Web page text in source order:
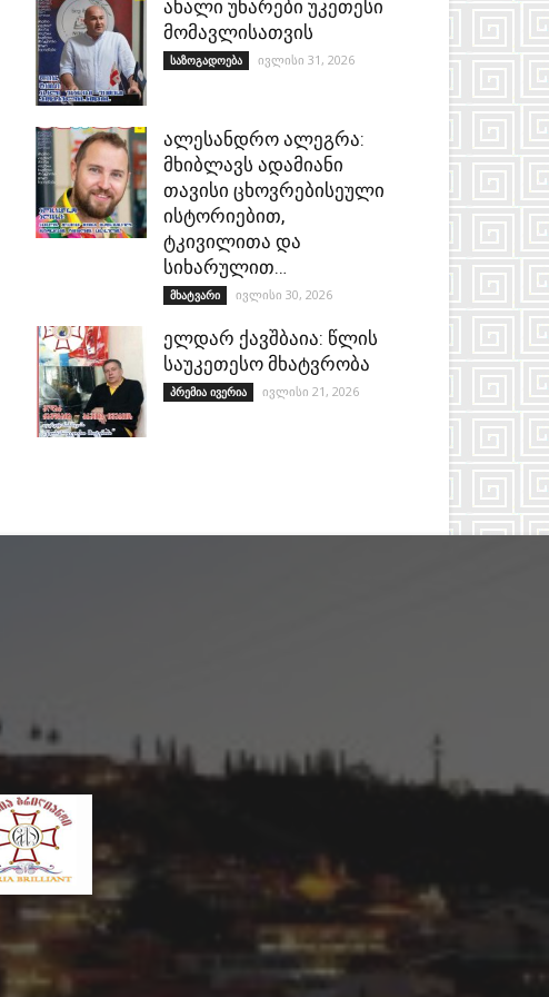
ახალი უნარები უკეთესი
მომავლისათვის
საზოგადოება ივლისი 31, 2026
ალესანდრო ალეგრა:
მხიბლავს ადამიანი
თავისი ცხოვრებისეული
ისტორიებით,
ტკივილითა და
სიხარულით…
მხატვარი ივლისი 30, 2026
ელდარ ქავშბაია: წლის
საუკეთესო მხატვრობა
პრემია ივერია ივლისი 21, 2026